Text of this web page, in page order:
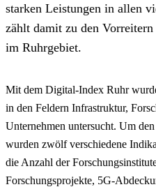
starken Leistungen in allen
zählt damit zu den
im Ruhrgebiet.
Mit dem Digital-Index Ruhr
in den Feldern Infrastruktur,
Unternehmen untersucht. Um
wurden zwölf verschiedene
die Anzahl der
Forschungsprojekte, 5G-